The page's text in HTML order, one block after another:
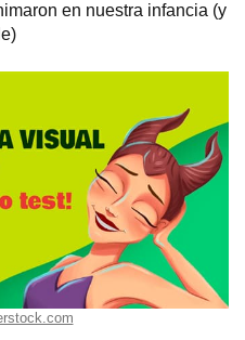
en nuestra infancia (y